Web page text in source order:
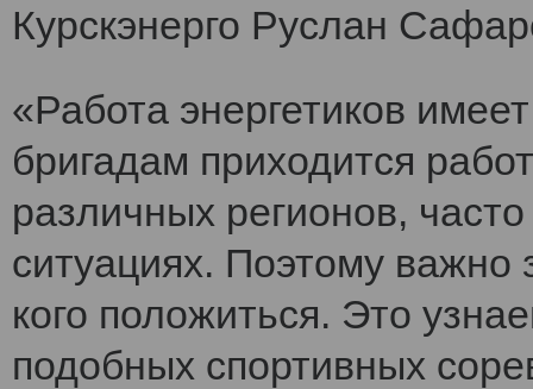
Курскэнерго Руслан
«Работа энергетиков
бригадам приходится
различных регионов,
ситуациях. Поэтому важно
кого положиться. Это
подобных спортивных